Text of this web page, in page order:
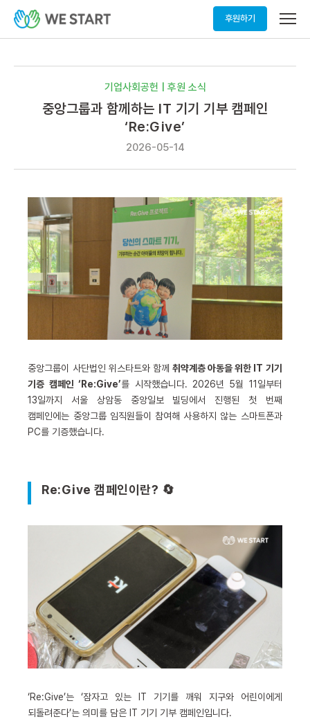
후원하기
메
열
기업사회공헌 | 후원 소식
중앙그룹과 함께하는 IT 기기 기부 캠페인
‘Re:Give’
2026-05-14
중앙그룹이 사단법인 위스타트와 함께 취약계층 아동을 위한 IT 기기
기증 캠페인 ‘Re:Give’를 시작했습니다. 2026년 5월 11일부터
13일까지 서울 상암동 중앙일보 빌딩에서 진행된 첫 번째
캠페인에는 중앙그룹 임직원들이 참여해 사용하지 않는 스마트폰과
PC를 기증했습니다.
Re:Give 캠페인이란? 🔄
‘Re:Give’는 ‘잠자고 있는 IT 기기를 깨워 지구와 어린이에게
되돌려준다’는 의미를 담은 IT 기기 기부 캠페인입니다.